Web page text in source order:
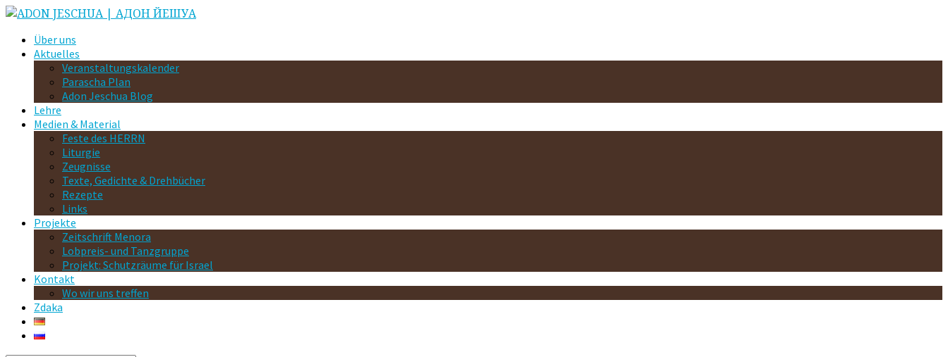
Über uns
Aktuelles
Veranstaltungskalender
Parascha Plan
Adon Jeschua Blog
Lehre
Medien & Material
Feste des HERRN
Liturgie
Zeugnisse
Texte, Gedichte & Drehbücher
Rezepte
Links
Projekte
Zeitschrift Menora
Lobpreis- und Tanzgruppe
Projekt: Schutzräume für Israel
Kontakt
Wo wir uns treffen
Zdaka